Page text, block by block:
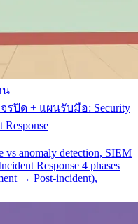
น
รปิด + แผนรับมือ: Security
vs anomaly detection, SIEM
Response 4 phases
→ Post-incident),